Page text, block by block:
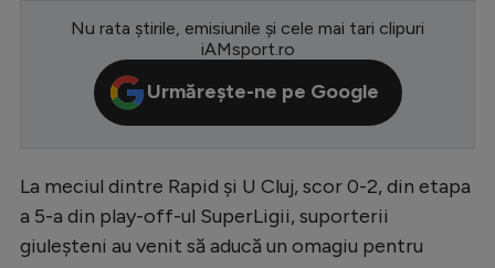
Conference League
CM 2026
Premier League
Serie A
Bundesliga
Nu rata știrile, emisiunile și cele mai tari clipuri
iAMsport.ro
Urmărește-ne pe Google
La meciul dintre Rapid și U Cluj, scor 0-2, din etapa
a 5-a din play-off-ul SuperLigii, suporterii
giuleșteni au venit să aducă un omagiu pentru